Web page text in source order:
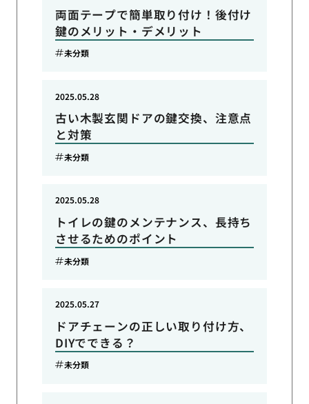
両面テープで簡単取り付け！後付け
鍵のメリット・デメリット
未分類
古い木製玄関ドアの鍵交換、注意点
と対策
2025.05.28
未分類
トイレの鍵のメンテナンス、長持ち
させるためのポイント
2025.05.28
未分類
ドアチェーンの正しい取り付け方、
DIYでできる？
2025.05.27
未分類